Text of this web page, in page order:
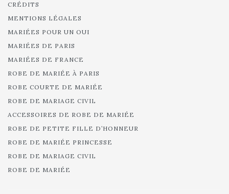
CRÉDITS
MENTIONS LÉGALES
MARIÉES POUR UN OUI
MARIÉES DE PARIS
MARIÉES DE FRANCE
ROBE DE MARIÉE À PARIS
ROBE COURTE DE MARIÉE
ROBE DE MARIAGE CIVIL
ACCESSOIRES DE ROBE DE MARIÉE
ROBE DE PETITE FILLE D’HONNEUR
ROBE DE MARIÉE PRINCESSE
ROBE DE MARIAGE CIVIL
ROBE DE MARIÉE